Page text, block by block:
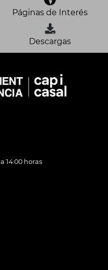
Páginas de Interés
Descargas
14:00 horas